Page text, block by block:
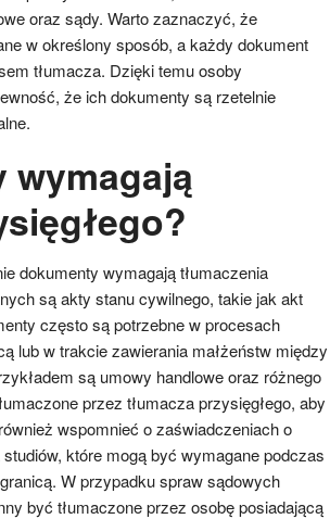
oraz sądy. Warto zaznaczyć, że
w określony sposób, a każdy dokument
tłumacza. Dzięki temu osoby
że ich dokumenty są rzetelnie
wymagają
dokumenty wymagają tłumaczenia
są akty stanu cywilnego, takie jak akt
często są potrzebne w procesach
lub w trakcie zawierania małżeństw między
są umowy handlowe oraz różnego
przez tłumacza przysięgłego, aby
wspomnieć o zaświadczeniach o
które mogą być wymagane podczas
W przypadku spraw sądowych
być tłumaczone przez osobę posiadającą